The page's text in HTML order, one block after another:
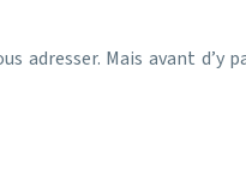
Mais avant d’y